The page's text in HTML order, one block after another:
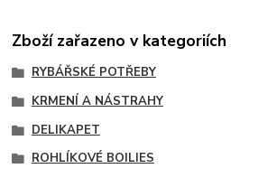
Zboží zařazeno v kategoriích
RYBÁŘSKÉ POTŘEBY
KRMENÍ A NÁSTRAHY
DELIKAPET
ROHLÍKOVÉ BOILIES